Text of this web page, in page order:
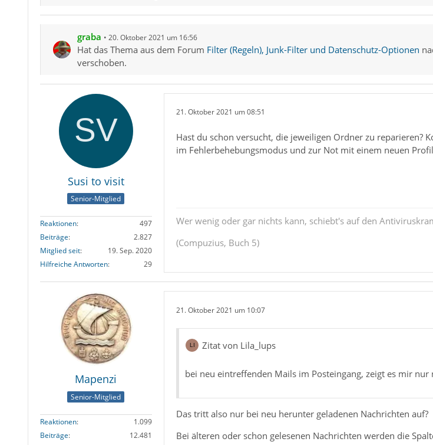
graba 20. Oktober 2021 um 16:56
Hat das Thema aus dem Forum Filter (Regeln), Junk-Filter und Datenschutz-Optionen
verschoben.
Susi to visit
Senior-Mitglied
Reaktionen
497
Beiträge
2.827
Mitglied seit
19. Sep. 2020
Hilfreiche Antworten
29
21. Oktober 2021 um 08:51
Hast du schon versucht, die jeweiligen Ordner zu reparieren?
im Fehlerbehebungsmodus und zur Not mit einem neuen
Wer wenig oder gar nichts kann, schiebt's auf den
(Compuzius, Buch 5)
Mapenzi
Senior-Mitglied
Reaktionen
1.099
Beiträge
12.481
21. Oktober 2021 um 10:07
Zitat von Lila_lups
bei neu eintreffenden Mails im Posteingang, zeigt es mir nur
Das tritt also nur bei neu herunter geladenen Nachrichten auf?
Bei älteren oder schon gelesenen Nachrichten werden die